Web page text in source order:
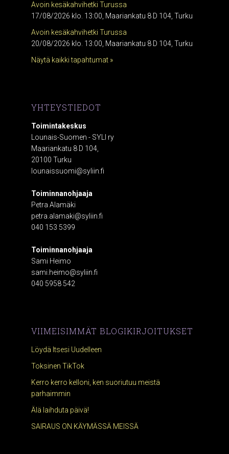
Avoin kesäkahvihetki Turussa
17/08/2026 klo. 13:00, Maariankatu 8 D 104, Turku
Avoin kesäkahvihetki Turussa
20/08/2026 klo. 13:00, Maariankatu 8 D 104, Turku
Näytä kaikki tapahtumat »
YHTEYSTIEDOT
Toimintakeskus
Lounais-Suomen - SYLI ry
Maariankatu 8 D 104,
20100 Turku
lounaissuomi@syliin.fi
Toiminnanohjaaja
Petra Alamäki
petra.alamaki@syliin.fi
040 153 5399
Toiminnanohjaaja
Sami Heimo
sami.heimo@syliin.fi
040 5958 542
VIIMEISIMMÄT BLOGIKIRJOITUKSET
Löydä Itsesi Uudelleen
Toksinen TikTok
Kerro kerro kelloni, ken suoriutuu meistä
parhaimmin
Älä laihduta päivä!
SAIRAUS ON KÄYMÄSSÄ MEISSÄ